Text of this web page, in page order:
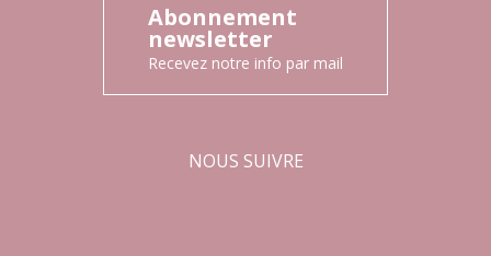
Abonnement
newsletter
Recevez notre info par mail
NOUS SUIVRE